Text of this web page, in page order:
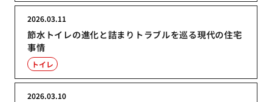
節水トイレの進化と詰まりトラブルを巡る現代の住宅
事情
2026.03.11
トイレ
2026.03.10